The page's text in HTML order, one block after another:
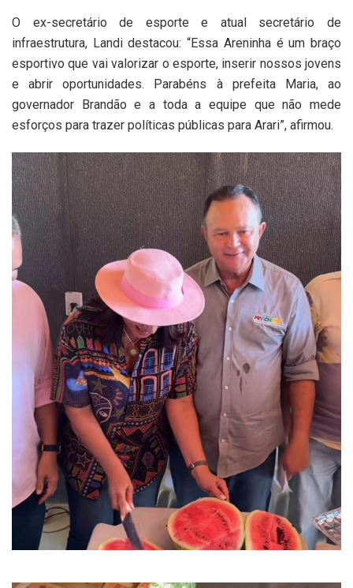
O ex-secretário de esporte e atual secretário de
infraestrutura, Landi destacou: “Essa Areninha é um braço
esportivo que vai valorizar o esporte, inserir nossos jovens
e abrir oportunidades. Parabéns à prefeita Maria, ao
governador Brandão e a toda a equipe que não mede
esforços para trazer políticas públicas para Arari”, afirmou.